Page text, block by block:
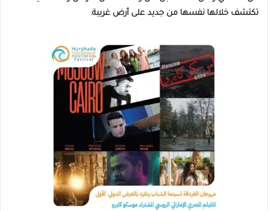
تكتشف خلالها نفسها من جديد على أرض غريبة.